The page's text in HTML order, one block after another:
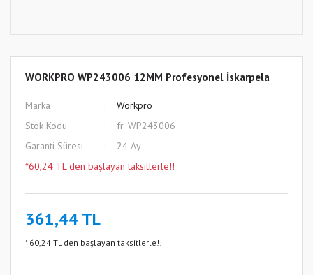
WORKPRO WP243006 12MM Profesyonel İskarpela
Marka
Workpro
Stok Kodu
fr_WP243006
Garanti Süresi
24 Ay
*60,24 TL den başlayan taksitlerle!!
361,44 TL
* 60,24 TL den başlayan taksitlerle!!